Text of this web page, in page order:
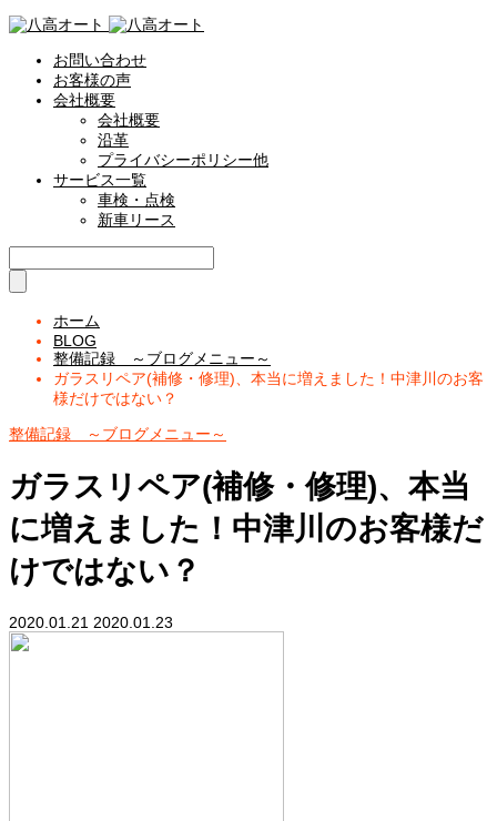
お問い合わせ
お客様の声
会社概要
会社概要
沿革
プライバシーポリシー他
サービス一覧
車検・点検
新車リース
ホーム
BLOG
整備記録 ～ブログメニュー～
ガラスリペア(補修・修理)、本当に増えました！中津川のお客
様だけではない？
整備記録 ～ブログメニュー～
ガラスリペア(補修・修理)、本当
に増えました！中津川のお客様だ
けではない？
2020.01.21 2020.01.23